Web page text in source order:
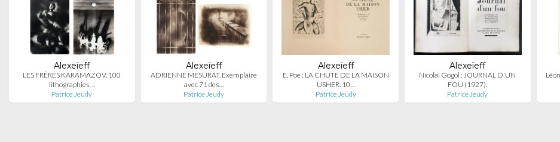
Alexeïeff
LES FRÈRES KARAMAZOV. 100
lithographies …
Patrice Jeudy
Alexeïeff
ADRIENNE MESURAT. Exemplaire
avec 71 des…
Patrice Jeudy
Alexeïeff
E. Poe : LA CHUTE DE LA MAISON
USHER. 10…
Patrice Jeudy
Alexeïeff
Nicolai Gogol : JOURNAL D'UN
FOU (1927).
Patrice Jeudy